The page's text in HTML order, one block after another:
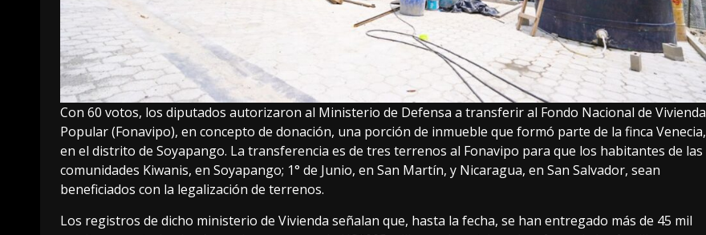
Con 60 votos, los diputados autorizaron al Ministerio de Defensa a transferir al Fondo Nacional de Vivienda
Popular (Fonavipo), en concepto de donación, una porción de inmueble que formó parte de la finca Venecia,
en el distrito de Soyapango. La transferencia es de tres terrenos al Fonavipo para que los habitantes de las
comunidades Kiwanis, en Soyapango; 1° de Junio, en San Martín, y Nicaragua, en San Salvador, sean
beneficiados con la legalización de terrenos.
Los registros de dicho ministerio de Vivienda señalan que, hasta la fecha, se han entregado más de 45 mil